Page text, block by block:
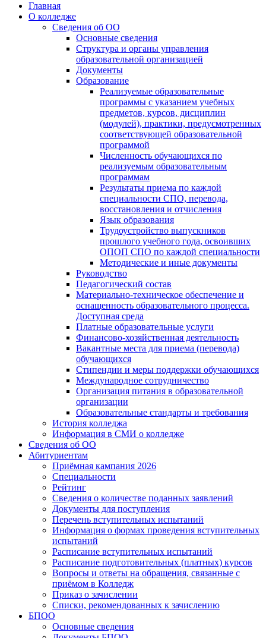
Главная
О колледже
Сведения об ОО
Основные сведения
Структура и органы управления
образовательной организацией
Документы
Образование
Реализуемые образовательные
программы с указанием учебных
предметов, курсов, дисциплин
(модулей), практики, предусмотренных
соответствующей образовательной
программой
Численность обучающихся по
реализуемым образовательным
программам
Результаты приема по каждой
специальности СПО, перевода,
восстановления и отчисления
Язык образования
Трудоустройство выпускников
прошлого учебного года, освоивших
ОПОП СПО по каждой специальности
Методические и иные документы
Руководство
Педагогический состав
Материально-техническое обеспечение и
оснащенность образовательного процесса.
Доступная среда
Платные образовательные услуги
Финансово-хозяйственная деятельность
Вакантные места для приема (перевода)
обучающихся
Стипендии и меры поддержки обучающихся
Международное сотрудничество
Организация питания в образовательной
организации
Образовательные стандарты и требования
История колледжа
Информация в СМИ о колледже
Сведения об ОО
Абитуриентам
Приёмная кампания 2026
Специальности
Рейтинг
Сведения о количестве поданных заявлений
Документы для поступления
Перечень вступительных испытаний
Информация о формах проведения вступительных
испытаний
Расписание вступительных испытаний
Расписание подготовительных (платных) курсов
Вопросы и ответы на обращения, связанные с
приёмом в Колледж
Приказ о зачислении
Списки, рекомендованных к зачислению
БПОО
Основные сведения